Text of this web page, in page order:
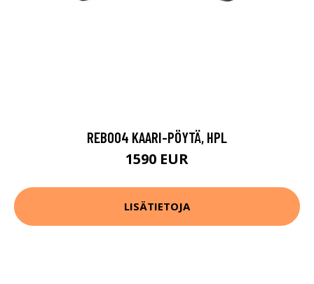
REB004 KAARI-PÖYTÄ, HPL
1590 EUR
LISÄTIETOJA